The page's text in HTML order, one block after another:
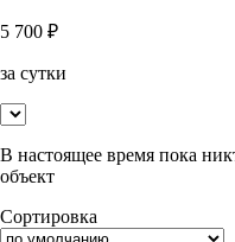
5 700 ₽
за сутки
В настоящее время пока
объект
Сортировка